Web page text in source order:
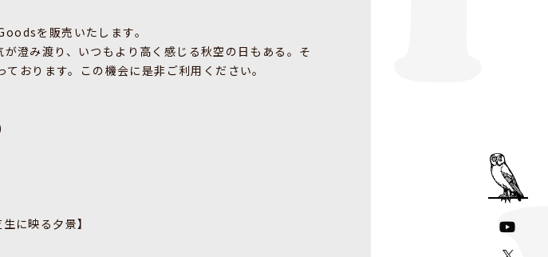
を販売いたします。
澄み渡り、いつもより高く感じる秋空の日もある。そ
おります。この機会に是非ご利用ください。
に映る夕景】